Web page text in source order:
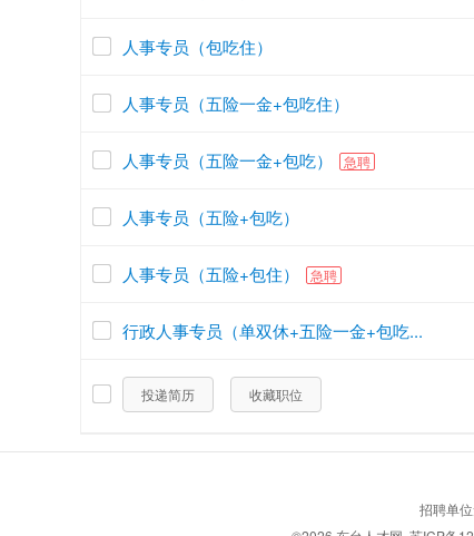
人事专员（包吃住）
人事专员（五险一金+包吃住）
人事专员（五险一金+包吃） 急聘
人事专员（五险+包吃）
人事专员（五险+包住） 急聘
行政人事专员（单双休+五险一金+包吃...
投递简历 收藏职位
招聘单